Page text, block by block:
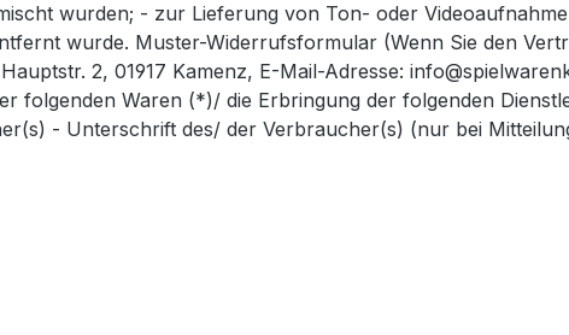
wurden; - zur Lieferung von Ton- oder
wurde. Muster-Widerrufsformular (Wenn Sie den
2, 01917 Kamenz, E-Mail-Adresse:
folgenden Waren (*)/ die Erbringung der folgenden
- Unterschrift des/ der Verbraucher(s) (nur bei